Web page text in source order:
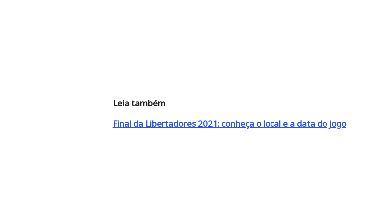
Leia também
Final da Libertadores 2021: conheça o local e a data do jogo